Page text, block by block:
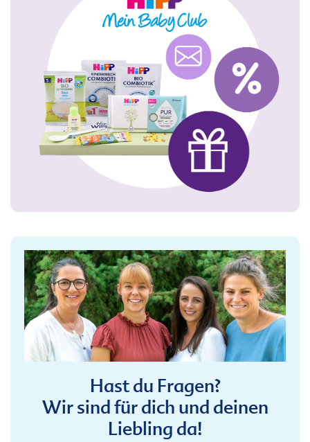
Hast du Fragen?
Wir sind für dich und deinen
Liebling da!